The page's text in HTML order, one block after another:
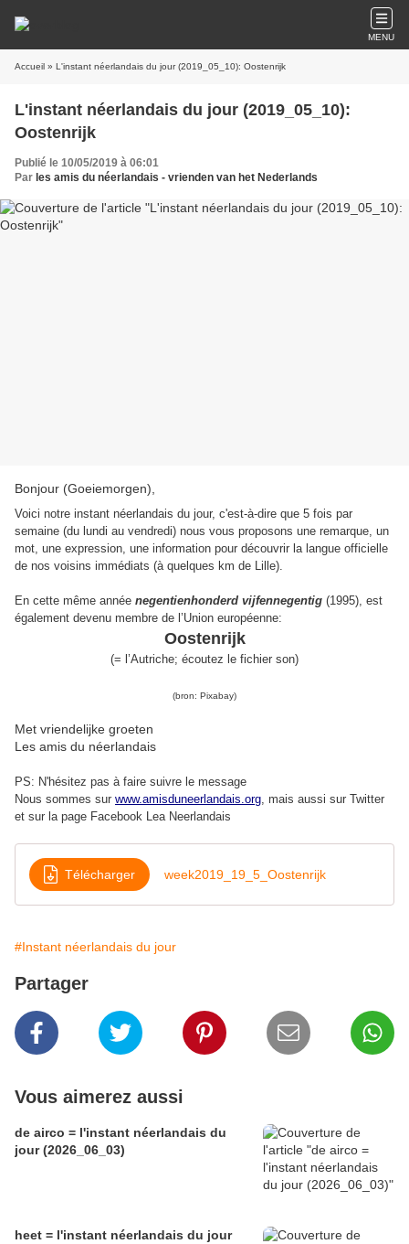
MENU
Accueil » L'instant néerlandais du jour (2019_05_10): Oostenrijk
L'instant néerlandais du jour (2019_05_10):
Oostenrijk
Publié le 10/05/2019 à 06:01
Par les amis du néerlandais - vrienden van het Nederlands
Bonjour (Goeiemorgen),
Voici notre instant néerlandais du jour, c'est-à-dire que 5 fois par
semaine (du lundi au vendredi) nous vous proposons une remarque, un
mot, une expression, une information pour découvrir la langue officielle
de nos voisins immédiats (à quelques km de Lille).
En cette même année negentienhonderd vijfennegentig (1995), est
également devenu membre de l’Union européenne:
Oostenrijk
(= l’Autriche; écoutez le fichier son)
(bron: Pixabay)
Met vriendelijke groeten
Les amis du néerlandais
PS: N'hésitez pas à faire suivre le message
Nous sommes sur www.amisduneerlandais.org, mais aussi sur Twitter
et sur la page Facebook Lea Neerlandais
Télécharger week2019_19_5_Oostenrijk
#Instant néerlandais du jour
Partager
Vous aimerez aussi
de airco = l'instant néerlandais du
jour (2026_06_03)
heet = l'instant néerlandais du jour